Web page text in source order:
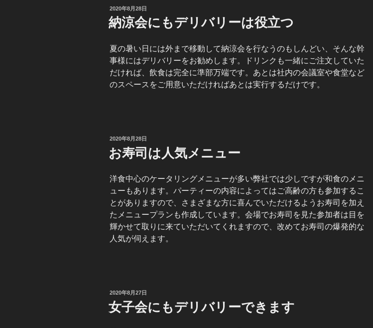
投
稿
日:
2020年8月28日
納涼会にもデリバリーは役立つ
夏の暑い日には外まで移動して納涼会を行なうのもしんどい、そんな幹
事様にはデリバリーをお勧めします。ドリンクも一緒にご注文していた
だければ、飲食は完全に準部万端です。あとは社内の会議室や食堂など
のスペースをご用意いただければあとは実行するだけです。
投
日:
2020年8月28日
お寿司は人気メニュー
洋食中心のケータリングメニューが多い弊社では少しですが和食のメニ
ューもあります。パーティーの内容によってはご高齢の方も参加するこ
とがありますので、さまざまな方に喜んでいただけるようお寿司を加え
たメニュープランも作成しています。会場でお寿司を見た参加者は目を
輝かせて取りに来ていただいてくれますので、改めてお寿司の爆発的な
人気が伺えます。
投
稿
日:
2020年8月27日
女子会にもデリバリーできます